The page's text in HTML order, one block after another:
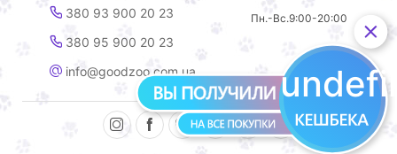
380 93 900 20 23
380 95 900 20 23
info@goodzoo.com.ua
Пн.-Вс.9:00-20:00